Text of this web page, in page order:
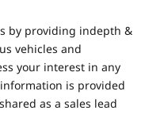
by providing indepth &
vehicles and
your interest in any
is provided
as a sales lead